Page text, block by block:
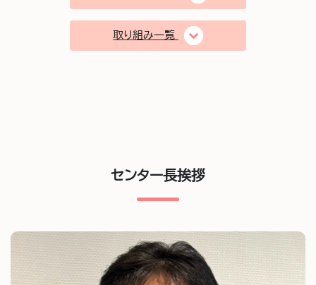
取り組み一覧
センター長挨拶